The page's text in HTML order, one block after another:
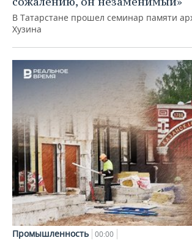
В Татарстане прошел семинар памяти
Хузина
Промышленность 00:00